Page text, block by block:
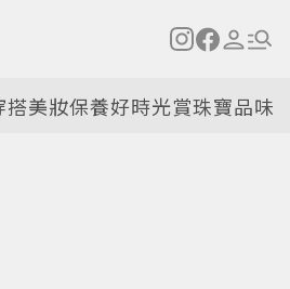
搭美妝保養好時光賞珠寶品味